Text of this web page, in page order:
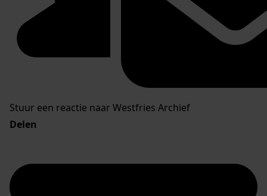
Stuur een reactie naar Westfries Archief
Delen